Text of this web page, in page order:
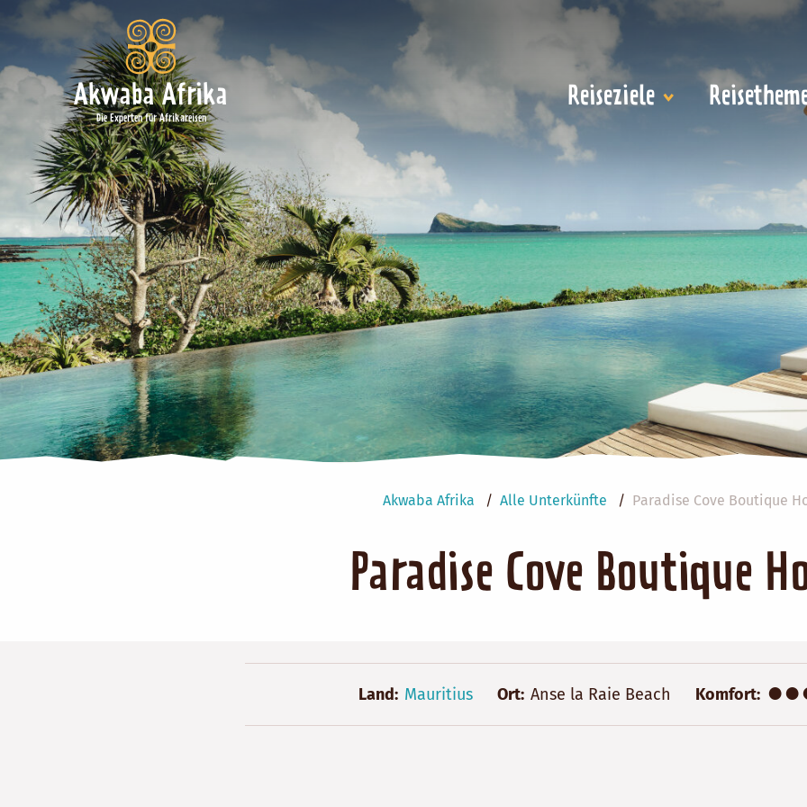
Akwaba Afrika
Die Experten für Afrikareisen
Reiseziele
Akwaba Afrika Alle Unterkünfte Paradise Cove Boutique
Paradise Cove Boutique
Land Mauritius Ort Anse la Raie Beach Komfort